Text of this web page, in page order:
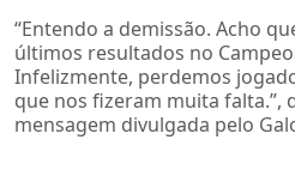
“Entendo a demissão. Acho
últimos resultados no
Infelizmente, perdemos
que nos fizeram muita falta.”,
mensagem divulgada pelo